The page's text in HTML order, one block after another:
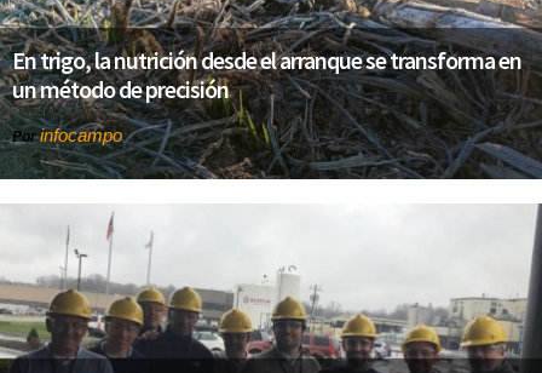
En trigo, la nutrición desde el arranque se transforma en
un método de precisión
Porinfocampo